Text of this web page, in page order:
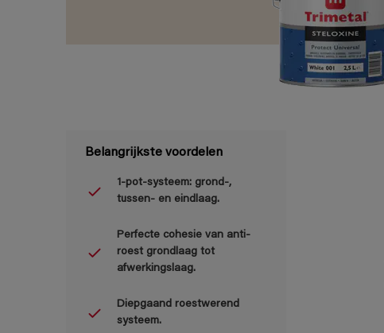
Belangrijkste voordelen
1-pot-systeem: grond-,
tussen- en eindlaag.
Perfecte cohesie van anti-
roest grondlaag tot
afwerkingslaag.
Diepgaand roestwerend
systeem.